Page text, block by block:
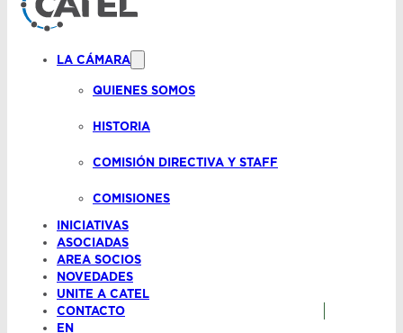
LA CÁMARA
QUIENES SOMOS
HISTORIA
COMISIÓN DIRECTIVA Y STAFF
COMISIONES
INICIATIVAS
ASOCIADAS
AREA SOCIOS
NOVEDADES
UNITE A CATEL
CONTACTO
EN